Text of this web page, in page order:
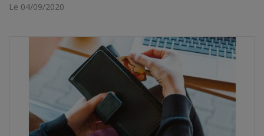
Le 04/09/2020